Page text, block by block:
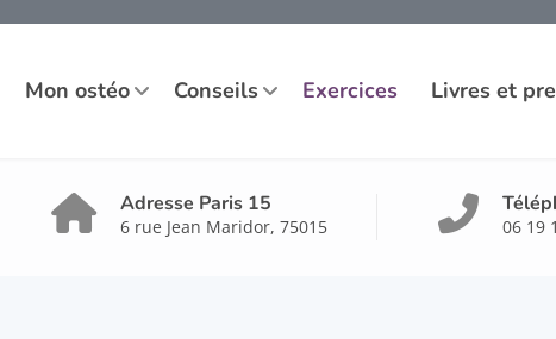
Mon ostéo Conseils Exercices Livres et
Adresse Paris 15
6 rue Jean Maridor, 75015 06 19